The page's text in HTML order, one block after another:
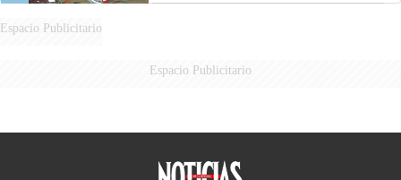
Espacio Publicitario
Espacio Publicitario